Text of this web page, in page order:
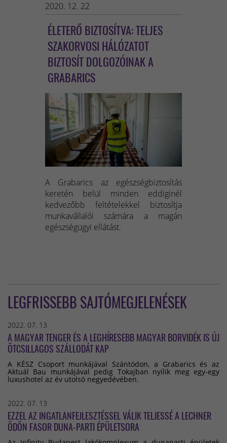
2020. 12. 22
ÉLETERŐ BIZTOSÍTVA: TELJES
SZAKORVOSI HÁLÓZATOT
BIZTOSÍT DOLGOZÓINAK A
GRABARICS
A Grabarics az egészségbiztosítás
keretén belül minden eddiginél
kedvezőbb feltételekkel biztosítja
munkavállalói számára a magán
egészségügyi ellátást.
LEGFRISSEBB SAJTÓMEGJELENÉSEK
2022. 07. 13
A MAGYAR TENGER ÉS A LEGHÍRESEBB MAGYAR BORVIDÉK IS ÚJ
ÖTCSILLAGOS SZÁLLODÁT KAP
A KÉSZ Csoport munkájával Szántódon, a Grabarics és az
Aktuál Bau munkájával pedig Tokajban nyílik meg egy-egy
luxushotel az év utolsó negyedévében.
2022. 07. 13
EZZEL AZ INGATLANFEJLESZTÉSSEL VÁLIK TELJESSÉ A LECHNER
ÖDÖN FASOR DUNA-PARTI ÉPÜLETSORA